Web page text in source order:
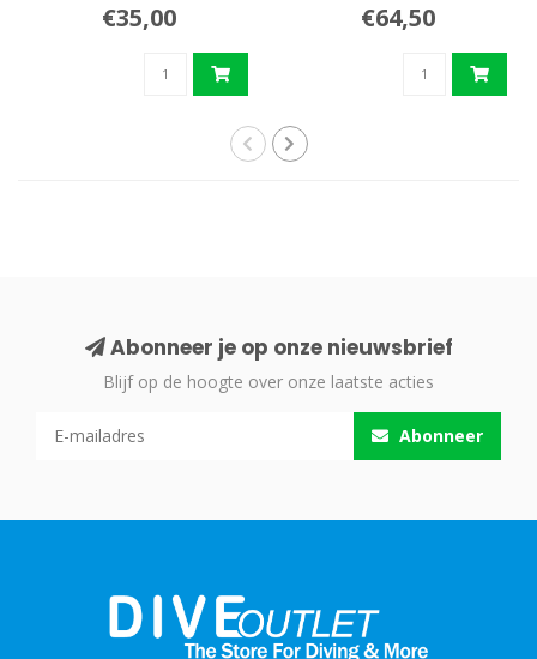
€35,00 €64,50
Abonneer je op onze nieuwsbrief
Blijf op de hoogte over onze laatste acties
Abonneer